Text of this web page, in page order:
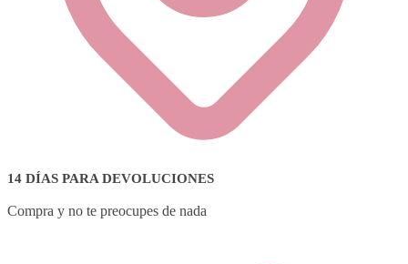
14 DÍAS PARA DEVOLUCIONES
Compra y no te preocupes de nada